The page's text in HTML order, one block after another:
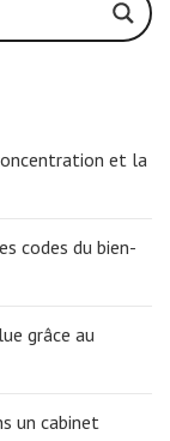
et la
codes du bien-
grâce au
un cabinet